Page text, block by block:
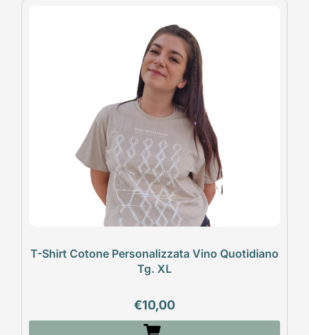
T-Shirt Cotone Personalizzata Vino Quotidiano
Tg. XL
€10,00